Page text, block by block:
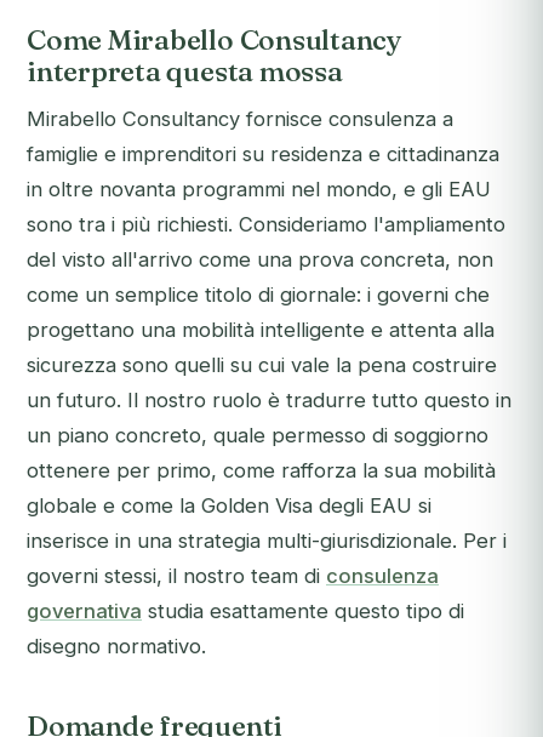
Come Mirabello Consultancy
interpreta questa mossa
Mirabello Consultancy fornisce consulenza a
famiglie e imprenditori su residenza e cittadinanza
in oltre novanta programmi nel mondo, e gli EAU
sono tra i più richiesti. Consideriamo l'ampliamento
del visto all'arrivo come una prova concreta, non
come un semplice titolo di giornale: i governi che
progettano una mobilità intelligente e attenta alla
sicurezza sono quelli su cui vale la pena costruire
un futuro. Il nostro ruolo è tradurre tutto questo in
un piano concreto, quale permesso di soggiorno
ottenere per primo, come rafforza la sua mobilità
globale e come la Golden Visa degli EAU si
inserisce in una strategia multi-giurisdizionale. Per i
governi stessi, il nostro team di consulenza
governativa studia esattamente questo tipo di
disegno normativo.
Domande frequenti